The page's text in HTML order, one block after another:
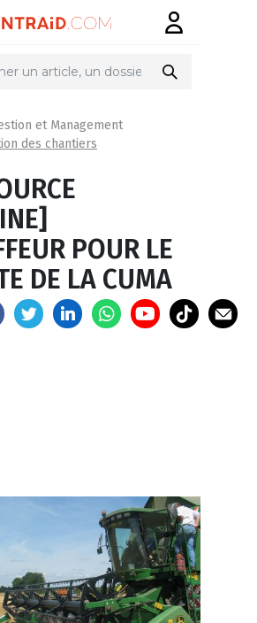
et Management
des chantiers
POUR LE
DE LA CUMA